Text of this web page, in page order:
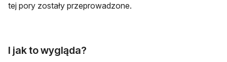
tej pory zostały przeprowadzone.
I jak to wygląda?